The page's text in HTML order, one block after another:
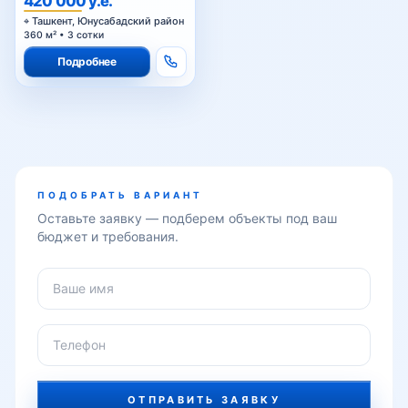
Шахристанская
Юнусабад-2
м² с качественным
ремонтом
Ташкент, Юнусабадский район
360 м² • 3 сотки
Подробнее
ПОДОБРАТЬ ВАРИАНТ
Оставьте заявку — подберем объекты под ваш
бюджет и требования.
ОТПРАВИТЬ ЗАЯВКУ